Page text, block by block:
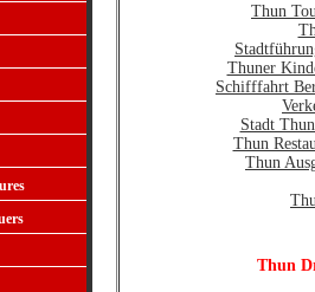
Thun
Thuner
Schifffahrt
Stadt
Thun
Thun
Thun